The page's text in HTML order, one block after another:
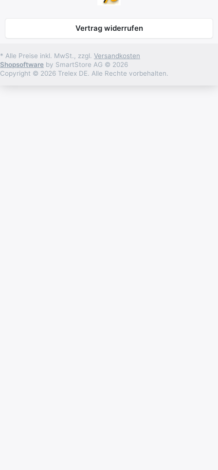
Vertrag widerrufen
* Alle Preise inkl. MwSt., zzgl. Versandkosten
Shopsoftware by SmartStore AG © 2026
Copyright © 2026 Trelex DE. Alle Rechte vorbehalten.